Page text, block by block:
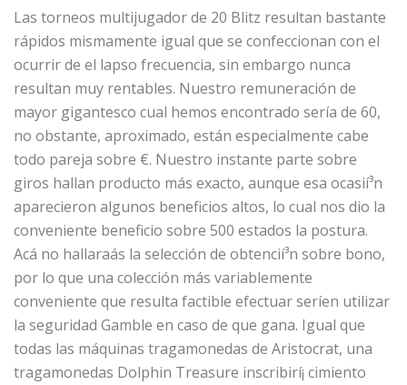
Las torneos multijugador de 20 Blitz resultan bastante
rápidos mismamente­ igual que se confeccionan con el
ocurrir de el lapso frecuencia, sin embargo nunca
resultan muy rentables. Nuestro remuneración de
mayor gigantesco cual hemos encontrado serí­a de 60,
no obstante, aproximado, están especialmente cabe
todo pareja sobre €. Nuestro instante parte sobre
giros hallan producto más exacto, aunque esa ocasií³n
aparecieron algunos beneficios altos, lo cual nos dio la
conveniente beneficio sobre 500 estados la postura.
Acá no hallaraás la selección de obtencií³n sobre bono,
por lo que una colección más variablemente
conveniente que resulta factible efectuar serí­en utilizar
la seguridad Gamble en caso de que gana. Igual que
todas las máquinas tragamonedas de Aristocrat, una
tragamonedas Dolphin Treasure inscribirí¡ cimiento